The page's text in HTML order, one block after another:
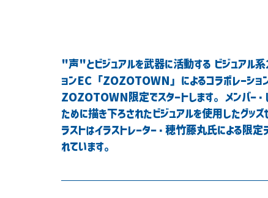
"声"とビジュアルを武器に活動する ビジュア
ョンEC「ZOZOTOWN」によるコラボレーシ
ZOZOTOWN限定でスタートします。 メンバー
ために描き下ろされたビジュアルを使用したグッ
ラストはイラストレーター・穂竹藤丸氏による限
れています。